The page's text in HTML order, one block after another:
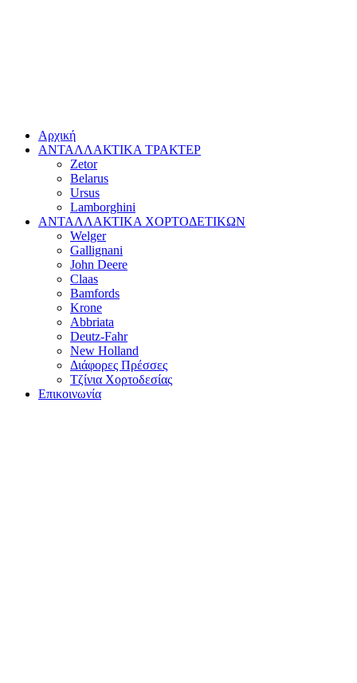
Αρχική
ΑΝΤΑΛΛΑΚΤΙΚΑ ΤΡΑΚΤΕΡ
Zetor
Belarus
Ursus
Lamborghini
ΑΝΤΑΛΛΑΚΤΙΚΑ ΧΟΡΤΟΔΕΤΙΚΩΝ
Welger
Gallignani
John Deere
Claas
Bamfords
Krone
Abbriata
Deutz-Fahr
New Holland
Διάφορες Πρέσσες
Τζίνια Χορτοδεσίας
Επικοινωνία